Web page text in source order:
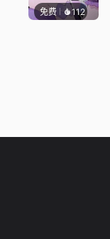
免费 112渔小小